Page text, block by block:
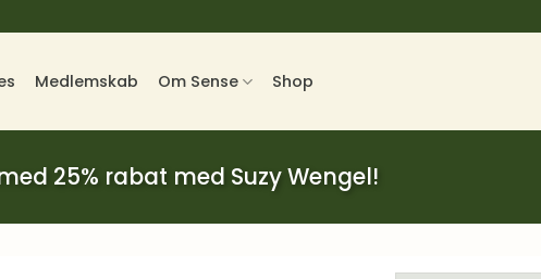
Medlemskab Om Sense Shop
25% rabat med Suzy Wengel!